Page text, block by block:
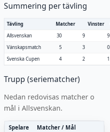
Summering per tävling
Tävling Matcher Vinster
Allsvenskan
30 9 9
Vänskapsmatch
5 3 0
Svenska Cupen
4 2 1
Trupp (seriematcher)
Nedan redovisas matcher o
mål i Allsvenskan.
Spelare
Matcher / Mål